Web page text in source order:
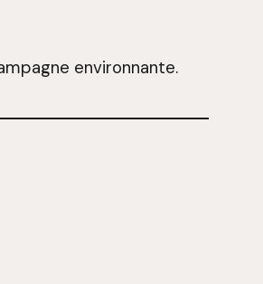
environnante.